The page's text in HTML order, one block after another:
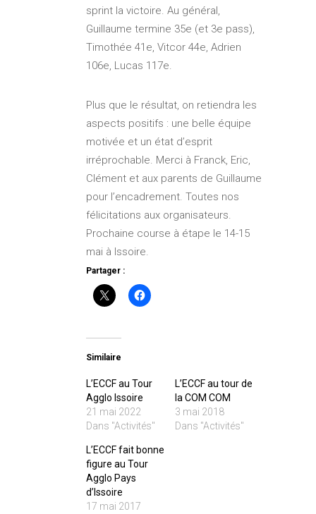
sprint la victoire. Au général,
Guillaume termine 35e (et 3e pass),
Timothée 41e, Vitcor 44e, Adrien
106e, Lucas 117e.
Plus que le résultat, on retiendra les
aspects positifs : une belle équipe
motivée et un état d’esprit
irréprochable. Merci à Franck, Eric,
Clément et aux parents de Guillaume
pour l’encadrement. Toutes nos
félicitations aux organisateurs.
Prochaine course à étape le 14-15
mai à Issoire.
Partager :
Similaire
L’ECCF au Tour
Agglo Issoire
21 mai 2022
Dans "Activités"
L’ECCF au tour de
la COM COM
3 mai 2018
Dans "Activités"
L’ECCF fait bonne
figure au Tour
Agglo Pays
d’Issoire
17 mai 2017